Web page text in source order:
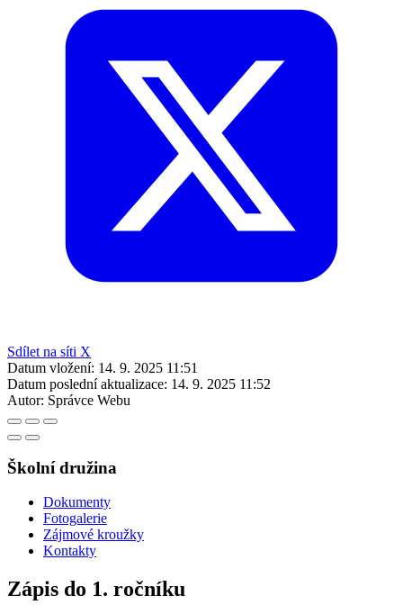
Sdílet na síti X
Datum vložení: 14. 9. 2025 11:51
Datum poslední aktualizace: 14. 9. 2025 11:52
Autor: Správce Webu
Školní družina
Dokumenty
Fotogalerie
Zájmové kroužky
Kontakty
Zápis do 1. ročníku